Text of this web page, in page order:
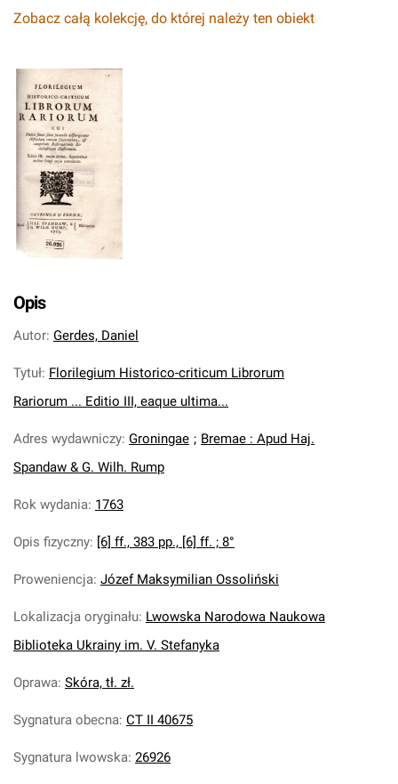
Zobacz całą kolekcję, do której należy ten obiekt
Opis
Autor: Gerdes, Daniel
Tytuł: Florilegium Historico-criticum Librorum
Rariorum ... Editio III, eaque ultima...
Adres wydawniczy: Groningae ; Bremae : Apud Haj.
Spandaw & G. Wilh. Rump
Rok wydania: 1763
Opis fizyczny: [6] ff., 383 pp., [6] ff. ; 8°
Proweniencja: Józef Maksymilian Ossoliński
Lokalizacja oryginału: Lwowska Narodowa Naukowa
Biblioteka Ukrainy im. V. Stefanyka
Oprawa: Skóra, tł. zł.
Sygnatura obecna: CT II 40675
Sygnatura lwowska: 26926